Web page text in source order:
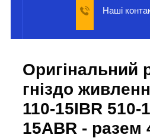
Наші
Оригінальний
гніздо
110-15IBR 510-
15ABR - разем